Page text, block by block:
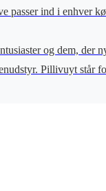
passer ind i enhver
og dem, der
Pillivuyt står